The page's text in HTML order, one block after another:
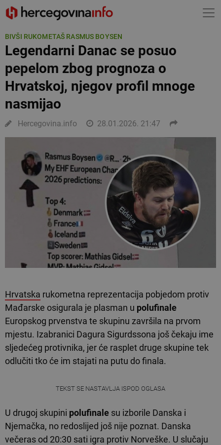
BIVŠI RUKOMETAŠ RASMUS BOYSEN
Legendarni Danac se posuo
pepelom zbog prognoza o
Hrvatskoj, njegov profil mnoge
nasmijao
Hercegovina.info 28.01.2026. 21:47
Hrvatska rukometna reprezentacija pobjedom protiv
Mađarske osigurala je plasman u polufinale
Europskog prvenstva te skupinu završila na prvom
mjestu. Izabranici Dagura Sigurdssona još čekaju ime
sljedećeg protivnika, jer će rasplet druge skupine tek
odlučiti tko će im stajati na putu do finala.
TEKST SE NASTAVLJA ISPOD OGLASA
U drugoj skupini polufinale su izborile Danska i
Njemačka, no redoslijed još nije poznat. Danska
večeras od 20:30 sati igra protiv Norveške. U slučaju